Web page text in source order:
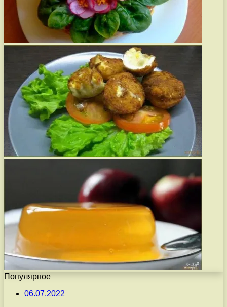
Популярное
06.07.2022